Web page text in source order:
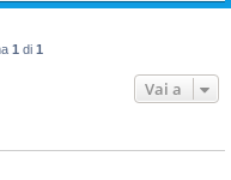
1 di 1
Vai a